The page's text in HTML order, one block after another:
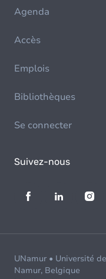
Agenda
Accès
Emplois
Bibliothèques
Se connecter
Suivez-nous
UNamur • Université
Namur, Belgique